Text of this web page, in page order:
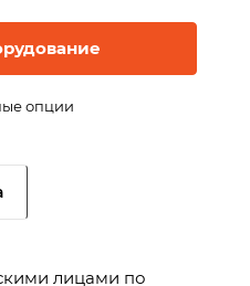
опции
лицами по